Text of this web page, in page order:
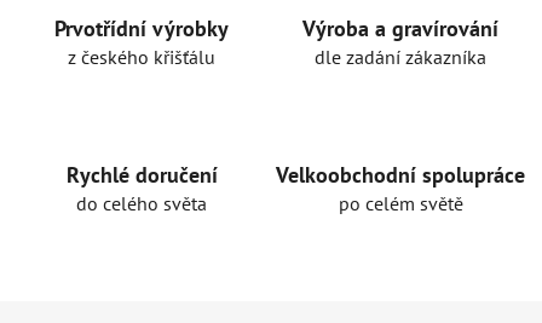
Prvotřídní výrobky
z českého křišťálu
Výroba a gravírování
dle zadání zákazníka
Rychlé doručení
do celého světa
Velkoobchodní spolupráce
po celém světě